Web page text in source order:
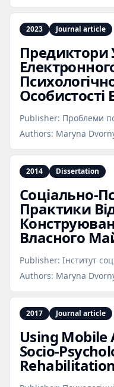
2023 Journal article
Предиктори
Publisher: Проблеми
Authors: Maryna
2014 Dissertation
Практики
Власного
Publisher: Інститут
Authors: Maryna
2017 Journal article
Using Mobile
Rehabilitation